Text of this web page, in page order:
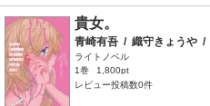
貴女。
青崎有吾 / 織守きょうや /
ライトノベル
1巻
1,800pt
レビュー投稿数0件